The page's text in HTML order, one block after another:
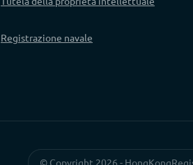
Registrazione navale
© Copyright 2026 -